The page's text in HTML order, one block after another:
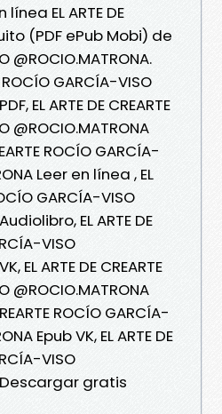
EL ARTE DE
(PDF ePub Mobi) de
@ROCIO.MATRONA.
ROCÍO GARCÍA-VISO
EL ARTE DE CREARTE
@ROCIO.MATRONA
ROCÍO GARCÍA-
Leer en línea , EL
GARCÍA-VISO
EL ARTE DE
VISO
EL ARTE DE CREARTE
@ROCIO.MATRONA
ROCÍO GARCÍA-
Epub VK, EL ARTE DE
VISO
Descargar gratis